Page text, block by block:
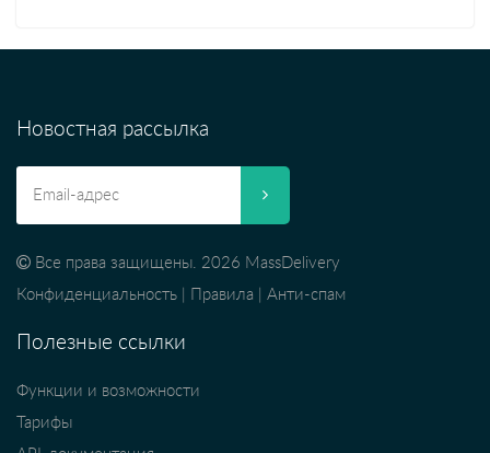
Новостная рассылка
Все права защищены. 2026 MassDelivery
Конфиденциальность
Правила Анти-спам
Полезные ссылки
Функции и возможности
Тарифы